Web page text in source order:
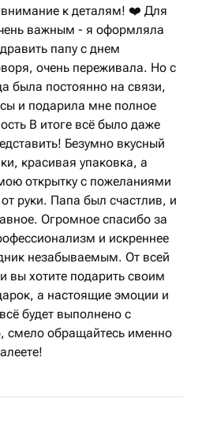
внимание к деталям! ❤️ Для
важным - я оформляла
папу с днем
очень переживала. Но с
была постоянно на связи,
и подарила мне полное
В итоге всё было даже
Безумно вкусный
красивая упаковка, а
открытку с пожеланиями
руки. Папа был счастлив, и
Огромное спасибо за
и искреннее
незабываемым. От всей
вы хотите подарить своим
а настоящие эмоции и
будет выполнено с
смело обращайтесь именно